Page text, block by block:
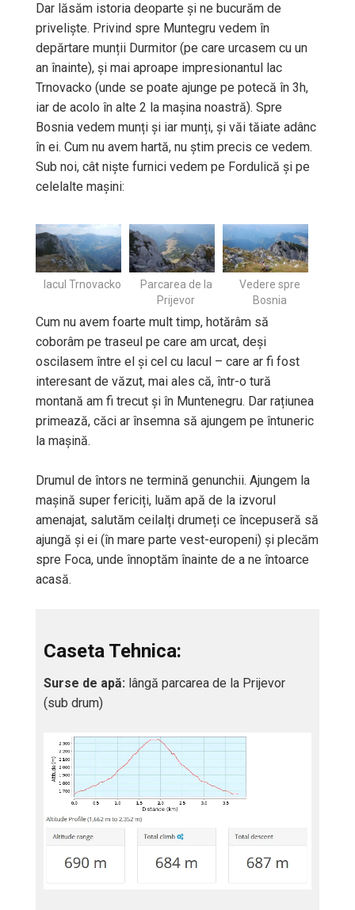
Dar lăsăm istoria deoparte și ne bucurăm de
priveliște. Privind spre Muntegru vedem în
depărtare munții Durmitor (pe care urcasem cu un
an înainte), și mai aproape impresionantul lac
Trnovacko (unde se poate ajunge pe potecă în 3h,
iar de acolo în alte 2 la mașina noastră). Spre
Bosnia vedem munți și iar munți, și văi tăiate adânc
în ei. Cum nu avem hartă, nu știm precis ce vedem.
Sub noi, cât niște furnici vedem pe Fordulică și pe
celelalte mașini:
lacul Trnovacko
Parcarea de la
Prijevor
Vedere spre
Bosnia
Cum nu avem foarte mult timp, hotărâm să
coborâm pe traseul pe care am urcat, deși
oscilasem între el și cel cu lacul – care ar fi fost
interesant de văzut, mai ales că, într-o tură
montană am fi trecut și în Muntenegru. Dar rațiunea
primează, căci ar însemna să ajungem pe întuneric
la mașină.
Drumul de întors ne termină genunchii. Ajungem la
mașină super fericiți, luăm apă de la izvorul
amenajat, salutăm ceilalți drumeți ce începuseră să
ajungă și ei (în mare parte vest-europeni) și plecăm
spre Foca, unde înnoptăm înainte de a ne întoarce
acasă.
Caseta Tehnica:
Surse de apă: lângă parcarea de la Prijevor
(sub drum)